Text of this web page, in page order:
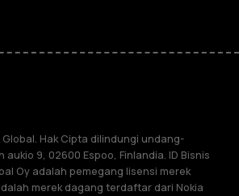
Hak Cipta dilindungi undang-
aukio 9, 02600 Espoo, Finlandia. ID Bisnis
Oy adalah pemegang lisensi merek
merek dagang terdaftar dari Nokia